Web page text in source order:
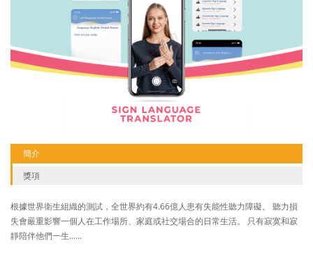
簡介
獎項
根據世界衛生組織的測試，全世界約有4.66億人患有失能性聽力障礙。 聽力損
失會嚴重影響一個人在工作場所、家庭或社交場合的日常生活。 只有寂寞和寂
靜陪伴他們一生......